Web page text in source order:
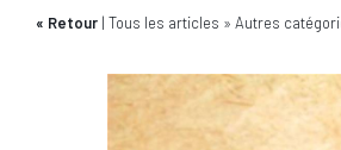
Retour Tous les articles Autres